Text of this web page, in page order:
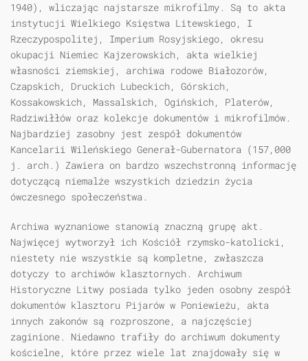
1940), wliczając najstarsze mikrofilmy. Są to akta
instytucji Wielkiego Księstwa Litewskiego, I
Rzeczypospolitej, Imperium Rosyjskiego, okresu
okupacji Niemiec Kajzerowskich, akta wielkiej
własności ziemskiej, archiwa rodowe Białozorów,
Czapskich, Druckich Lubeckich, Górskich,
Kossakowskich, Massalskich, Ogińskich, Platerów,
Radziwiłłów oraz kolekcje dokumentów i mikrofilmów.
Najbardziej zasobny jest zespół dokumentów
Kancelarii Wileńskiego Generał-Gubernatora (157,000
j. arch.) Zawiera on bardzo wszechstronną informację
dotyczącą niemalże wszystkich dziedzin życia
ówczesnego społeczeństwa.
Archiwa wyznaniowe stanowią znaczną grupę akt.
Najwięcej wytworzył ich Kościół rzymsko-katolicki,
niestety nie wszystkie są kompletne, zwłaszcza
dotyczy to archiwów klasztornych. Archiwum
Historyczne Litwy posiada tylko jeden osobny zespół
dokumentów klasztoru Pijarów w Poniewieżu, akta
innych zakonów są rozproszone, a najczęściej
zaginione. Niedawno trafiły do archiwum dokumenty
kościelne, które przez wiele lat znajdowały się w